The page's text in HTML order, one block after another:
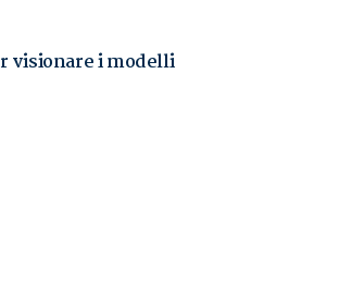
visionare i modelli